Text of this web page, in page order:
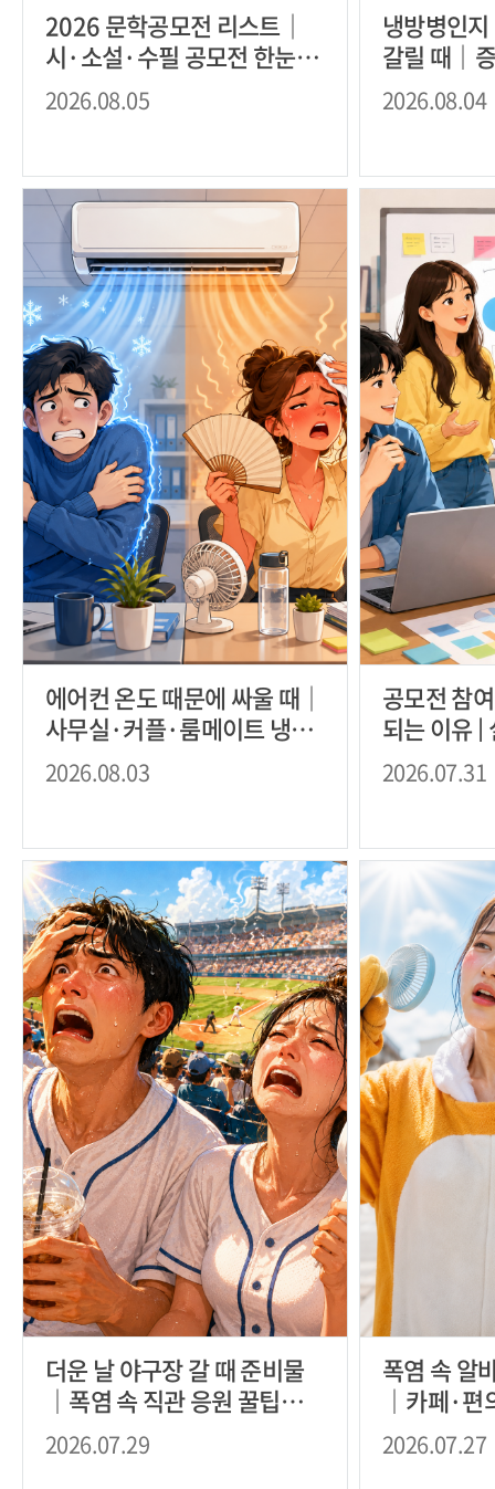
2026 문학공모전 리스트｜
시·소설·수필 공모전 한눈에
(26년 8월 기준)
2026.08.05
냉방병인
갈릴 때｜
2026.08.04
에어컨 온도 때문에 싸울 때｜
사무실·커플·룸메이트 냉방
갈등 해결법
2026.08.03
공모전 참
되는 이유 |
접 경험까지
2026.07.31
더운 날 야구장 갈 때 준비물
｜폭염 속 직관 응원 꿀팁
(feat. 우리팀 제발 이겨라)
2026.07.29
폭염 속 알
｜카페·
강관리 팁
2026.07.27